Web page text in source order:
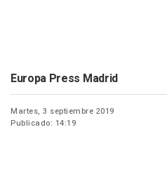
Europa Press Madrid
Martes, 3 septiembre 2019
Publicado: 14:19